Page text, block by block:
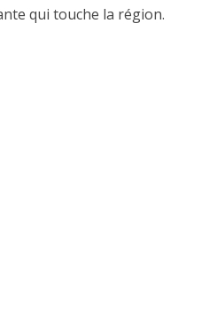
qui touche la région.